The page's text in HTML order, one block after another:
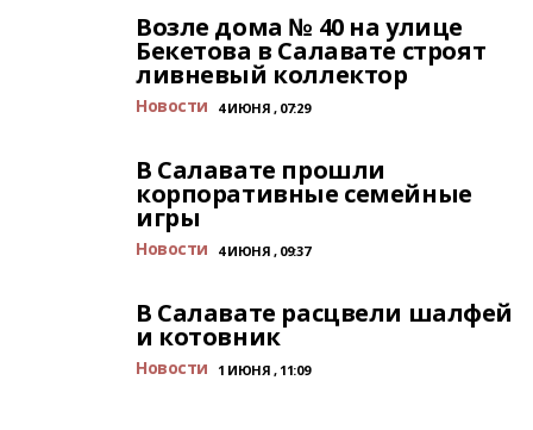
Возле дома № 40 на улице
Бекетова в Салавате строят
ливневый коллектор
Новости 4 ИЮНЯ , 07:29
В Салавате прошли
корпоративные семейные
игры
Новости 4 ИЮНЯ , 09:37
В Салавате расцвели шалфей
и котовник
Новости 1 ИЮНЯ , 11:09